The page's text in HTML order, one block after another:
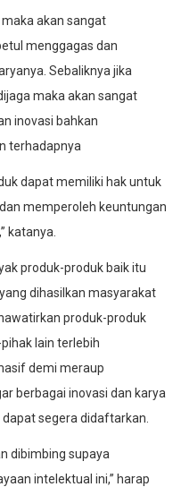
maka akan sangat
menggagas dan
Sebaliknya jika
maka akan sangat
inovasi bahkan
terhadapnya
dapat memiliki hak untuk
memperoleh keuntungan
katanya.
produk-produk baik itu
dihasilkan masyarakat
produk-produk
lain terlebih
demi meraup
berbagai inovasi dan karya
segera didaftarkan.
dibimbing supaya
intelektual ini,” harap